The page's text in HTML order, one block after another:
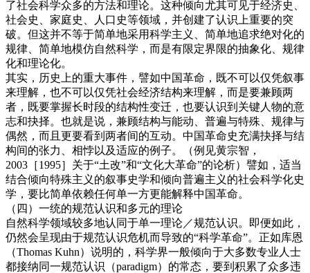
了社会科学众多的方法和理论。这种倾向尤其可见于经济史、
社会史、家庭史、人口史等领域，并创建了认识上重要的突
破。但这并不等于简单地采用科学主义、简单地追求绝对化的
规律、简单地模仿自然科学，而是有限定界限的抽象化、规律
化和理论化。
其实，历史上的重大事件，譬如中国革命，既不可以仅凭叙事
来理解，也不可以仅凭社会经济结构来理解，而是要兼顾两
者，既要掌握长时段的结构性变迁，也要认识到关键人物的意
志和抉择。也就是说，兼顾结构与能动、普遍与特殊、规律与
偶然，而且更要看到两者间的互动。中国革命史充满抉择与结
构间的张力、相悖以及适应的例子。（例见黄宗智，
2003［1995］关于“土改”和“文化大革命”的论析）譬如，适当
结合倾向特殊主义的叙事史学和倾向普遍主义的社会科学化史
学，要比简单依赖任何单一方更能解释中国革命。
（四）一统的规范认识和多元的理论
自然科学领域较多地认同于单一理论／规范认识。即便如此，
仍然会呈现由于规范认识危机而导致的“科学革命”。正如库恩
（Thomas Kuhn）说明的，科学界一般倾向于大多数专业人士
都接纳同一规范认识（paradigm）的常态，要到积累了众多违